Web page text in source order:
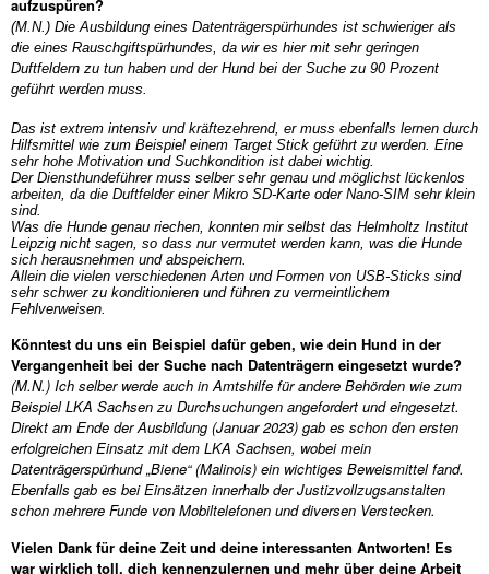
aufzuspüren?
(M.N.) Die Ausbildung eines Datenträgerspürhundes ist schwieriger als
die eines Rauschgiftspürhundes, da wir es hier mit sehr geringen
Duftfeldern zu tun haben und der Hund bei der Suche zu 90 Prozent
geführt werden muss.
Das ist extrem intensiv und kräftezehrend, er muss ebenfalls lernen durch
Hilfsmittel wie zum Beispiel einem Target Stick geführt zu werden. Eine
sehr hohe Motivation und Suchkondition ist dabei wichtig.
Der Diensthundeführer muss selber sehr genau und möglichst lückenlos
arbeiten, da die Duftfelder einer Mikro SD-Karte oder Nano-SIM sehr klein
sind.
Was die Hunde genau riechen, konnten mir selbst das Helmholtz Institut
Leipzig nicht sagen, so dass nur vermutet werden kann, was die Hunde
sich herausnehmen und abspeichern.
Allein die vielen verschiedenen Arten und Formen von USB-Sticks sind
sehr schwer zu konditionieren und führen zu vermeintlichem
Fehlverweisen.
Könntest du uns ein Beispiel dafür geben, wie dein Hund in der
Vergangenheit bei der Suche nach Datenträgern eingesetzt wurde?
(M.N.) Ich selber werde auch in Amtshilfe für andere Behörden wie zum
Beispiel LKA Sachsen zu Durchsuchungen angefordert und eingesetzt.
Direkt am Ende der Ausbildung (Januar 2023) gab es schon den ersten
erfolgreichen Einsatz mit dem LKA Sachsen, wobei mein
Datenträgerspürhund „Biene“ (Malinois) ein wichtiges Beweismittel fand.
Ebenfalls gab es bei Einsätzen innerhalb der Justizvollzugsanstalten
schon mehrere Funde von Mobiltelefonen und diversen Verstecken.
Vielen Dank für deine Zeit und deine interessanten Antworten! Es
war wirklich toll, dich kennenzulernen und mehr über deine Arbeit